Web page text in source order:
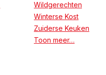
Wildgerechten
Winterse Kost
Zuiderse Keuken
Toon meer…